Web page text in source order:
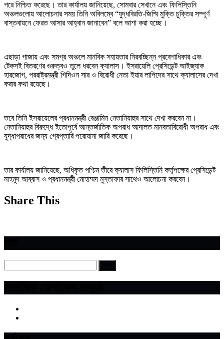
পরে নিশ্চিত করেছে। তার কার্যালয় জানিয়েছে, সোমবার সেখানে এবং ফিলিস্তিনি
অঞ্চলগুলোয় আলোচনার সময় তিনি অবিলম্বে “যুদ্ধবিরতি-জিম্মি মুক্তি চুক্তির সম্পূর্ণ
বাস্তবায়নে ফেরত আসার আহ্বান জানাবেন” বলে আশা করা হচ্ছে।
এছাড়া গাজায় এবং সমগ্র অঞ্চলে মানবিক সহায়তার নিরবচ্ছিন্ন প্রবেশাধিকার এবং
টেকসই বিতরণের গুরুত্বও তুলে ধরবেন ক্যালাস। ইসরায়েলি প্রেসিডেন্ট আইজ্যাক
হারজোগ, পররাষ্ট্রমন্ত্রী গিদিওন সার ও বিরোধী নেতা ইয়ার লাপিদের সাথে ক্যালাসের দেখা
করার কথা রয়েছে।
তবে তিনি ইসরায়েলের প্রধানমন্ত্রী বেঞ্জামিন নেতানিয়াহুর সাথে দেখা করবেন না।
নেতানিয়াহুর বিরুদ্ধে ইতোপূর্বে আন্তর্জাতিক অপরাধ আদালত মানবতাবিরোধী অপরাধ এবং
যুদ্ধাপরাধের জন্য গ্রেপ্তারি পরোয়ানা জারি করেছে।
তার কার্যালয় জানিয়েছে, অধিকৃত পশ্চিম তীরে ক্যালাস ফিলিস্তিনি কর্তৃপক্ষের প্রেসিডেন্ট
মাহমুদ আব্বাস ও প্রধানমন্ত্রী মোহাম্মদ মুস্তাফার সাথেও আলোচনা করবেন।
Share This